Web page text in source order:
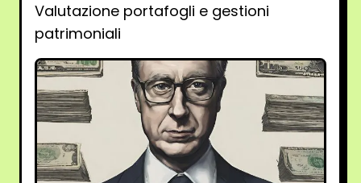
Valutazione portafogli e gestioni
patrimoniali